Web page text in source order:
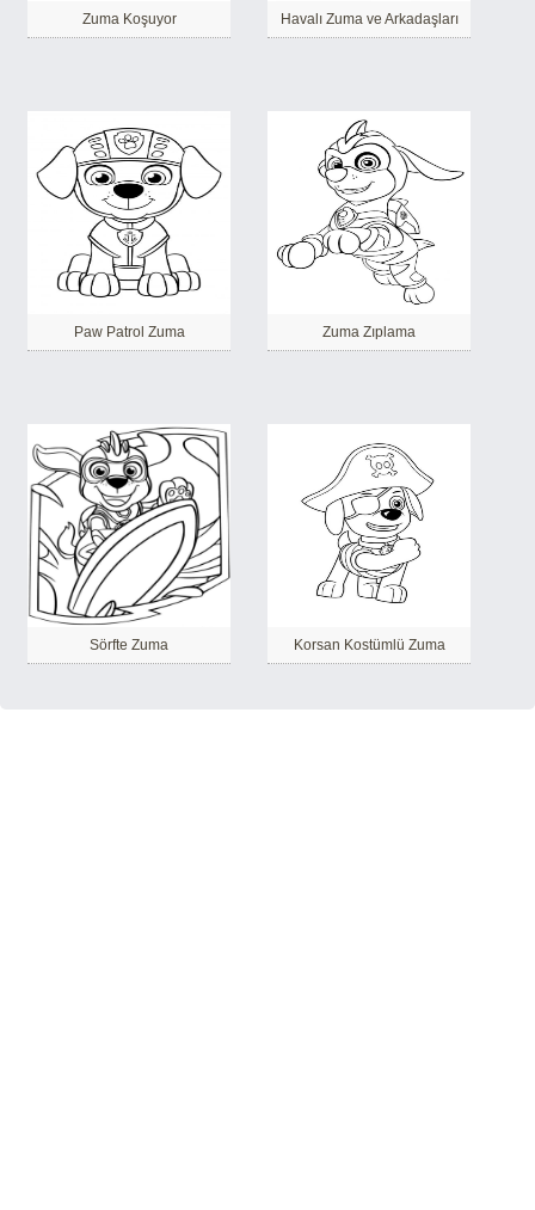
Zuma Koşuyor Havalı Zuma ve Arkadaşları
Paw Patrol Zuma Zuma Zıplama
Sörfte Zuma Korsan Kostümlü Zuma